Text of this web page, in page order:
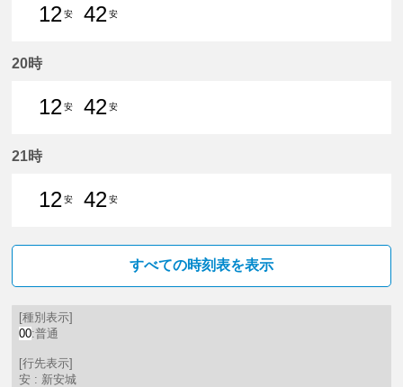
12安
42安
20時
12安
42安
21時
12安
42安
すべての時刻表を表示
[種別表示]
00:普通
[行先表示]
安 : 新安城